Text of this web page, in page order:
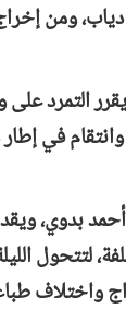
ومن
التمرد على
في
بدوي،
لتتحول
واختلاف